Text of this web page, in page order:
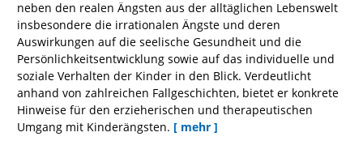
neben den realen Ängsten aus der alltäglichen Lebenswelt
insbesondere die irrationalen Ängste und deren
Auswirkungen auf die seelische Gesundheit und die
Persönlichkeitsentwicklung sowie auf das individuelle und
soziale Verhalten der Kinder in den Blick. Verdeutlicht
anhand von zahlreichen Fallgeschichten, bietet er konkrete
Hinweise für den erzieherischen und therapeutischen
Umgang mit Kinderängsten. [ mehr ]